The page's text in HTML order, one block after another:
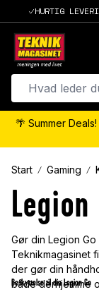
HURTIG
🌴 Summer
Start Gaming
Gør din Legion
Teknikmagasinet
der gør din
både derhjemme
Beskyttelse til din Legion Go